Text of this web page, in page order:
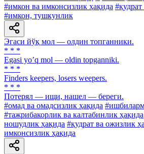
#имкон ва имконсизлик ҳақида
#имкон, тушкунлик
Эгаси йўқ мол — олдин топганники.
* * *
Egasi yoʼq mol — oldin topganniki.
* * *
Finders keepers, losers weepers.
* * *
Потерял — ищи, нашел — береги.
#омад ва омадсизлик ҳақида
#тажрибакорлик ва калтабинлик ҳақида
ношудлик ҳақида #қудрат ва ожизлик
имконсизлик ҳақида